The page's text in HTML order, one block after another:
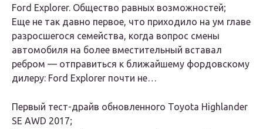
Ford Explorer. Общество равных возможностей;
Еще не так давно первое, что приходило на ум главе
разросшегося семейства, когда вопрос смены
автомобиля на более вместительный вставал
ребром — отправиться к ближайшему фордовскому
дилеру: Ford Explorer почти не…
Первый тест-драйв обновленного Toyota Highlander
SE AWD 2017;